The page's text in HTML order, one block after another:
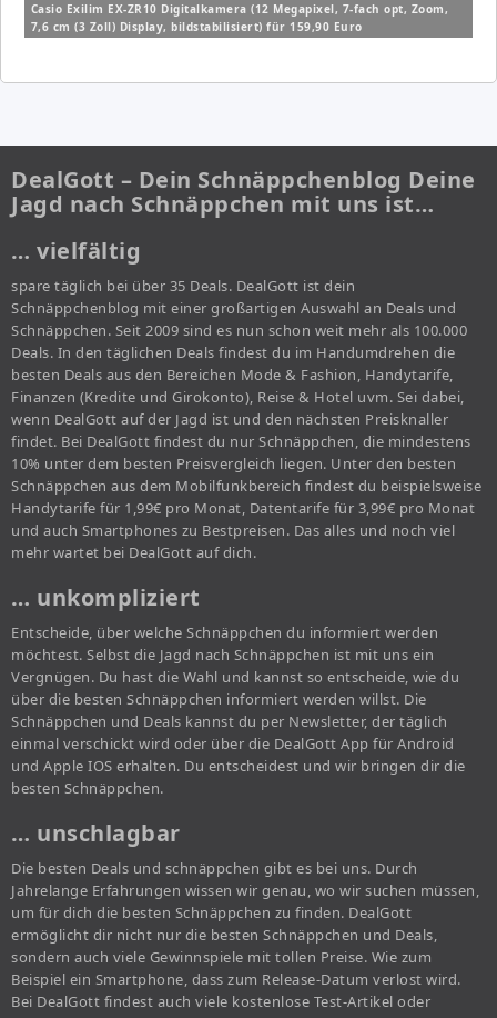
Casio Exilim EX-ZR10 Digitalkamera (12 Megapixel, 7-fach opt, Zoom,
7,6 cm (3 Zoll) Display, bildstabilisiert) für 159,90 Euro
DealGott – Dein Schnäppchenblog Deine
Jagd nach Schnäppchen mit uns ist…
… vielfältig
spare täglich bei über 35 Deals. DealGott ist dein
Schnäppchenblog mit einer großartigen Auswahl an Deals und
Schnäppchen. Seit 2009 sind es nun schon weit mehr als 100.000
Deals. In den täglichen Deals findest du im Handumdrehen die
besten Deals aus den Bereichen Mode & Fashion, Handytarife,
Finanzen (Kredite und Girokonto), Reise & Hotel uvm. Sei dabei,
wenn DealGott auf der Jagd ist und den nächsten Preisknaller
findet. Bei DealGott findest du nur Schnäppchen, die mindestens
10% unter dem besten Preisvergleich liegen. Unter den besten
Schnäppchen aus dem Mobilfunkbereich findest du beispielsweise
Handytarife für 1,99€ pro Monat, Datentarife für 3,99€ pro Monat
und auch Smartphones zu Bestpreisen. Das alles und noch viel
mehr wartet bei DealGott auf dich.
… unkompliziert
Entscheide, über welche Schnäppchen du informiert werden
möchtest. Selbst die Jagd nach Schnäppchen ist mit uns ein
Vergnügen. Du hast die Wahl und kannst so entscheide, wie du
über die besten Schnäppchen informiert werden willst. Die
Schnäppchen und Deals kannst du per Newsletter, der täglich
einmal verschickt wird oder über die DealGott App für Android
und Apple IOS erhalten. Du entscheidest und wir bringen dir die
besten Schnäppchen.
… unschlagbar
Die besten Deals und schnäppchen gibt es bei uns. Durch
Jahrelange Erfahrungen wissen wir genau, wo wir suchen müssen,
um für dich die besten Schnäppchen zu finden. DealGott
ermöglicht dir nicht nur die besten Schnäppchen und Deals,
sondern auch viele Gewinnspiele mit tollen Preise. Wie zum
Beispiel ein Smartphone, dass zum Release-Datum verlost wird.
Bei DealGott findest auch viele kostenlose Test-Artikel oder